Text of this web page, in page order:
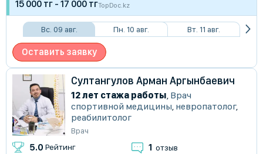
15 000 тг - 17 000 тгTopDoc.kz
Вс. 09 авг. Пн. 10 авг. Вт. 11 авг.
Оставить заявку
Султангулов Арман Аргынбаевич
12 лет стажа работы, Врач
спортивной медицины, невропатолог,
реабилитолог
Врач
5.0 Рейтинг 1 отзыв